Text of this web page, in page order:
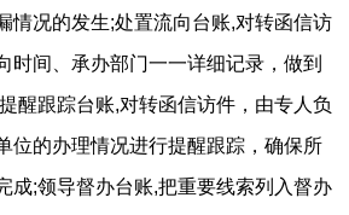
情况的发生;处置流向台账,对转函信访
时间、承办部门一一详细记录，做到
醒跟踪台账,对转函信访件，由专人负
位的办理情况进行提醒跟踪，确保所
成;领导督办台账,把重要线索列入督办